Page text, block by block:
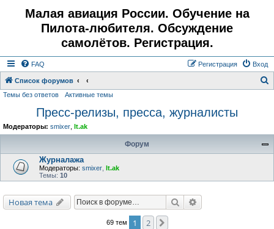
Малая авиация России. Обучение на
Пилота-любителя. Обсуждение
самолётов. Регистрация.
FAQ Вход
Регистрация
Список форумов
Темы без ответов Активные темы
Пресс-релизы, пресса, журналисты
Модераторы: smixer lt.ak
Форум
Журналажа
Модераторы: smixer lt.ak
Темы: 10
Новая тема Поиск
69 тем 1 2